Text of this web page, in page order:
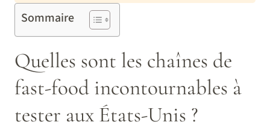
Sommaire
Quelles sont les chaînes de
fast-food incontournables à
tester aux États-Unis ?